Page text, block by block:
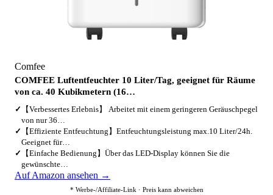
Comfee
COMFEE Luftentfeuchter 10 Liter/Tag, geeignet für Räume
von ca. 40 Kubikmetern (16…
✓
【Verbessertes Erlebnis】 Arbeitet mit einem geringeren Geräuschpegel
von nur 36…
✓
【Effiziente Entfeuchtung】Entfeuchtungsleistung max.10 Liter/24h.
Geeignet für…
✓
【Einfache Bedienung】Über das LED-Display können Sie die
gewünschte…
Auf Amazon ansehen →
* Werbe-/Affiliate-Link · Preis kann abweichen